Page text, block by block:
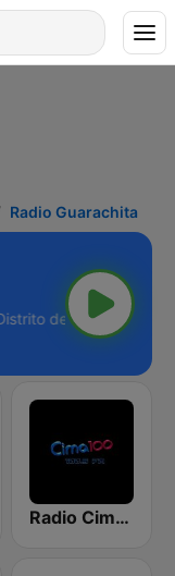
Radio Guarachita
Radio Cima 100.5 FM